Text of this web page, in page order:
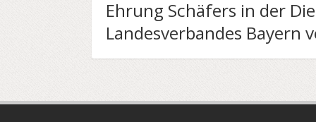
Ehrung Schäfers in der
Landesverbandes Bayern